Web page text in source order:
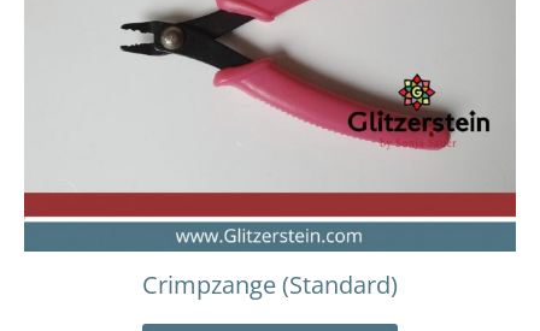
Crimpzange (Standard)